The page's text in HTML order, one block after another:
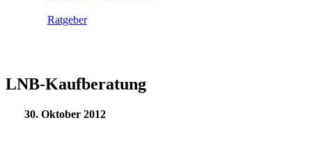
Ratgeber
LNB-Kaufberatung
30. Oktober 2012